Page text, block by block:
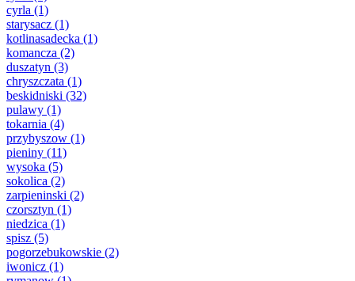
cyrla (1)
starysacz (1)
kotlinasadecka (1)
komancza (2)
duszatyn (3)
chryszczata (1)
beskidniski (32)
pulawy (1)
tokarnia (4)
przybyszow (1)
pieniny (11)
wysoka (5)
sokolica (2)
zarpieninski (2)
czorsztyn (1)
niedzica (1)
spisz (5)
pogorzebukowskie (2)
iwonicz (1)